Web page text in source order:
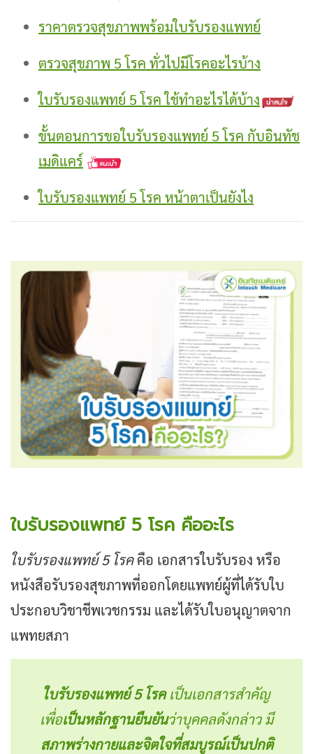
ราคาตรวจสุขภาพพร้อมใบรับรองแพทย์
ตรวจสุขภาพ 5 โรค ทั่วไปมีโรคอะไรบ้าง
ใบรับรองแพทย์ 5 โรค ใช้ทำอะไรได้บ้าง
ขั้นตอนการขอใบรับรองแพทย์ 5 โรค กับอินทัช
เมดิแคร์
ใบรับรองแพทย์ 5 โรค หน้าตาเป็นยังไง
ใบรับรองแพทย์ 5 โรค คืออะไร
ใบรับรองแพทย์ 5 โรคคือ เอกสารใบรับรอง หรือ
หนังสือรับรองสุขภาพที่ออกโดยแพทย์ผู้ที่ได้รับใบ
ประกอบวิชาชีพเวชกรรม และได้รับใบอนุญาตจาก
แพทยสภา
ใบรับรองแพทย์ 5 โรคเป็นเอกสารสำคัญ
เพื่อเป็นหลักฐานยืนยันว่าบุคคลดังกล่าว มี
สภาพร่างกายและจิตใจที่สมบูรณ์เป็นปกติ